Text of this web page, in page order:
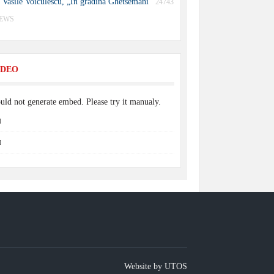
24743
not generate embed. Please try it manualy.
Website by UTOS